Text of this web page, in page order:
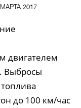
2017
двигателем
Выбросы
до 100 км/час